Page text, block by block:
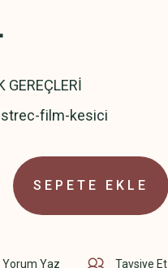
GEREÇLERİ
film-kesici
SEPETE EKLE
Yorum Yaz Tavsiye Et